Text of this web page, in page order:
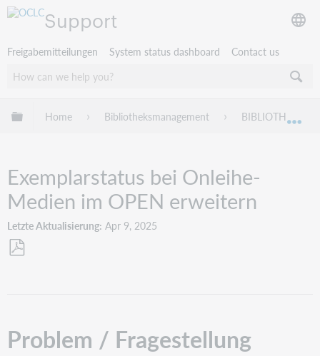
Support
Freigabemitteilungen System status dashboard Contact us
Globale Hierarchie expandieren/verbergen
Home Bibliotheksmanagement BIBLIOTHECA
Exemplarstatus bei Onleihe-
Medien im OPEN erweitern
Letzte Aktualisierung Apr 9, 2025
Problem / Fragestellung